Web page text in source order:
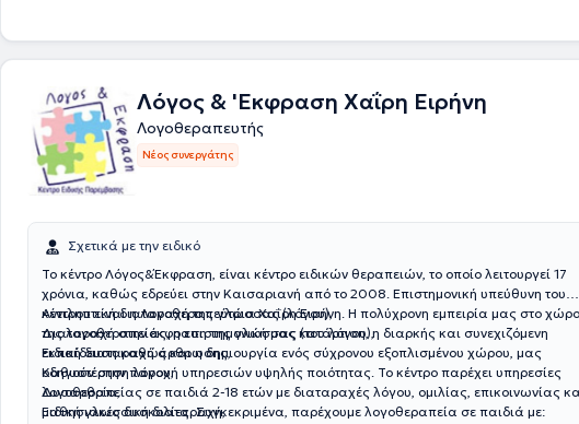
Λόγος & 'Εκφραση Χαΐρη Ειρήνη
Λογοθεραπευτής
Νέος συνεργάτης
Σχετικά με την ειδικό
Το κέντρο Λόγος&Έκφραση, είναι κέντρο ειδικών θεραπειών, το οποίο λειτουργεί 17
χρόνια, καθώς εδρεύει στην Καισαριανή από το 2008. Επιστημονική υπεύθυνη του
κέντρου είναι η Λογοθεραπεύτρια Χαΐρη Ειρήνη. Η πολύχρονη εμπειρία μας στο χώρο
της λογοθεραπείας, η επιστημονική μας κατάρτιση, η διαρκής και συνεχιζόμενη
εκπαίδευση καθώς και η δημιουργία ενός σύχρονου εξοπλισμένου χώρου, μας
οδηγούν στην παροχή υπηρεσιών υψηλής ποιότητας. Το κέντρο παρέχει υπηρεσίες
λογοθεραπείας σε παιδιά 2-18 ετών με διαταραχές λόγου, ομιλίας, επικοινωνίας
μαθησιακές δυσκολίες. Συγκεκριμένα, παρέχουμε λογοθεραπεία σε παιδιά με:
Αντιληπτική διαταραχή της γλώσσας (λόγου),
Διαταραχή στην έκφραση της γλώσσας (του λόγου),
Ειδική διαταραχή άρθρωσης,
Καθυστέρηση λόγου,
Δυσαρθρία,
Ειδική γλωσσική διαταραχή,